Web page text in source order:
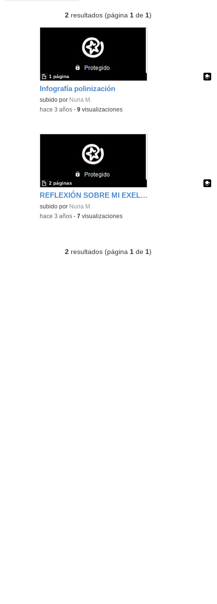
2 resultados (página1 de1)
Infografía polinización
Contenido educativo.
subido por Nuria M.
1 página
-hace 3 años -9 visualizaciones
REFLEXIÓN SOBRE MI EXELEARNING
Contenido educativo.
subido por Nuria M.
2 páginas
-hace 3 años -7 visualizaciones
2 resultados (página 1 de 1)